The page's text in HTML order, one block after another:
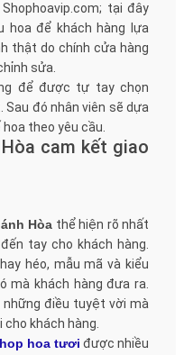
tại đây
hoa để khách hàng lựa
thật do chính cửa hàng
sửa.
để được tự tay chọn
đó nhân viên sẽ dựa
theo yêu cầu.
cam kết giao
Hòa thể hiện rõ nhất
tay cho khách hàng.
héo, mẫu mã và kiểu
mà khách hàng đưa ra.
những điều tuyệt vời mà
khách hàng.
hoa tươi được nhiều